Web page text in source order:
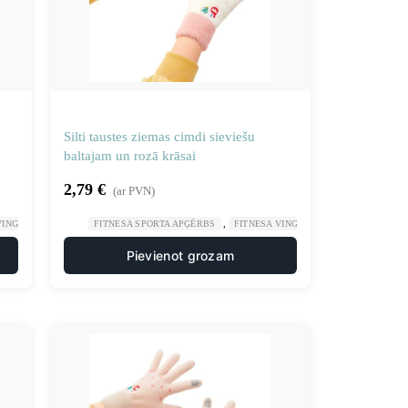
SPORTS UN TŪRISMS
Silti taustes ziemas cimdi sieviešu
baltajam un rozā krāsai
2,79 € (ar PVN)
FITNESA SPORTA APĢĒRBS FITNESA VINGROŠANA
Pievienot grozam